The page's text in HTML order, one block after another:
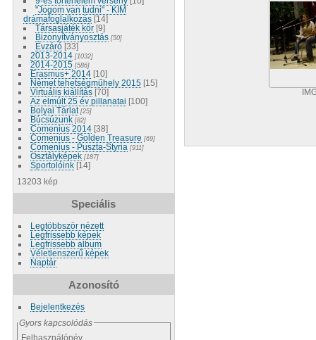
"Jogom van tudni" - KIM
drámafoglalkozás [14]
Társasjáték kör [9]
Bizonyítványosztás [50]
Évzáró [33]
2013-2014 [1032]
2014-2015 [586]
Erasmus+ 2014 [10]
Német tehetségműhely 2015 [15]
Virtuális kiállítás [70]
Az elmúlt 25 év pillanatai [100]
Bolyai Tárlat [25]
Búcsúzunk [82]
Comenius 2014 [38]
Comenius - Golden Treasure [69]
Comenius - Puszta-Styria [911]
Osztályképek [187]
Sportolóink [14]
13203 kép
Speciális
Legtöbbször nézett
Legfrissebb képek
Legfrissebb album
Véletlenszerű képek
Naptár
Azonosító
Bejelentkezés
Gyors kapcsolódás
Felhasználónév